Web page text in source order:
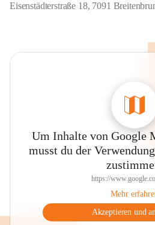
Eisenstädterstraße 18, 7091
Um Inhalte von Google
musst du der
https://
Mehr
Akzeptieren und